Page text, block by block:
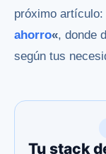
próximo artículo:
ahorro«, donde
según tus
Tu stack